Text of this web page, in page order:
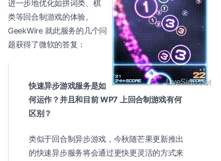
进一步地优化如拼词类、棋
类等回合制游戏的体验。
GeekWire 就此服务的几个问
题获得了微软的答复：
快速异步游戏服务是如
何运作？并且和目前 WP7 上回合制游戏有何
区别？
类似于回合制异步游戏，今秋随芒果更新推出
的快速异步服务将会通过更快更灵活的方式来